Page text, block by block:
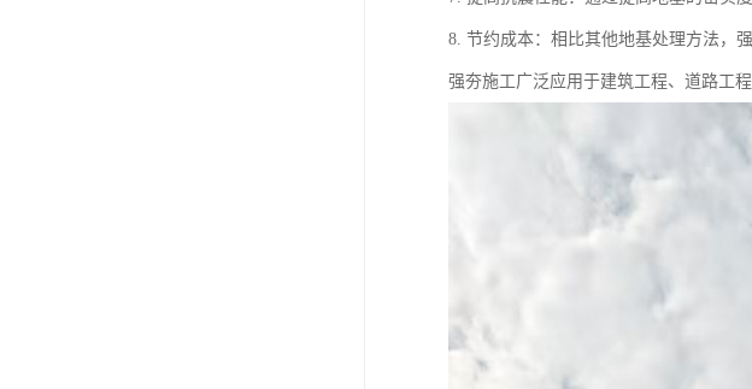
8. 节约成本：相比其他地基处理方法，
强夯施工广泛应用于建筑工程、道路工